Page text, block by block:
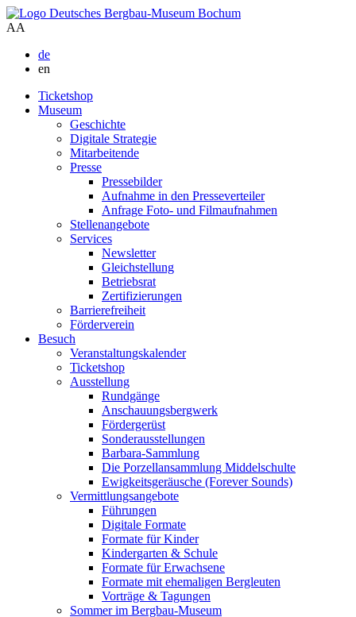
AA
de
en
Ticketshop
Museum
Geschichte
Digitale Strategie
Mitarbeitende
Presse
Pressebilder
Aufnahme in den Presseverteiler
Anfrage Foto- und Filmaufnahmen
Stellenangebote
Services
Newsletter
Gleichstellung
Betriebsrat
Zertifizierungen
Barrierefreiheit
Förderverein
Besuch
Veranstaltungskalender
Ticketshop
Ausstellung
Rundgänge
Anschauungsbergwerk
Fördergerüst
Sonderausstellungen
Barbara-Sammlung
Die Porzellansammlung Middelschulte
Ewigkeitsgeräusche (Forever Sounds)
Vermittlungsangebote
Führungen
Digitale Formate
Formate für Kinder
Kindergarten & Schule
Formate für Erwachsene
Formate mit ehemaligen Bergleuten
Vorträge & Tagungen
Sommer im Bergbau-Museum